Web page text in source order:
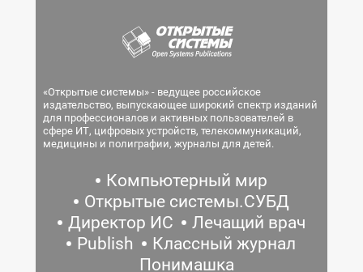
«Открытые системы» - ведущее российское
издательство, выпускающее широкий спектр изданий
для профессионалов и активных пользователей в
сфере ИТ, цифровых устройств, телекоммуникаций,
медицины и полиграфии, журналы для детей.
Компьютерный мир
Открытые системы.СУБД
Директор ИС
Лечащий врач
Publish
Классный журнал
Понимашка